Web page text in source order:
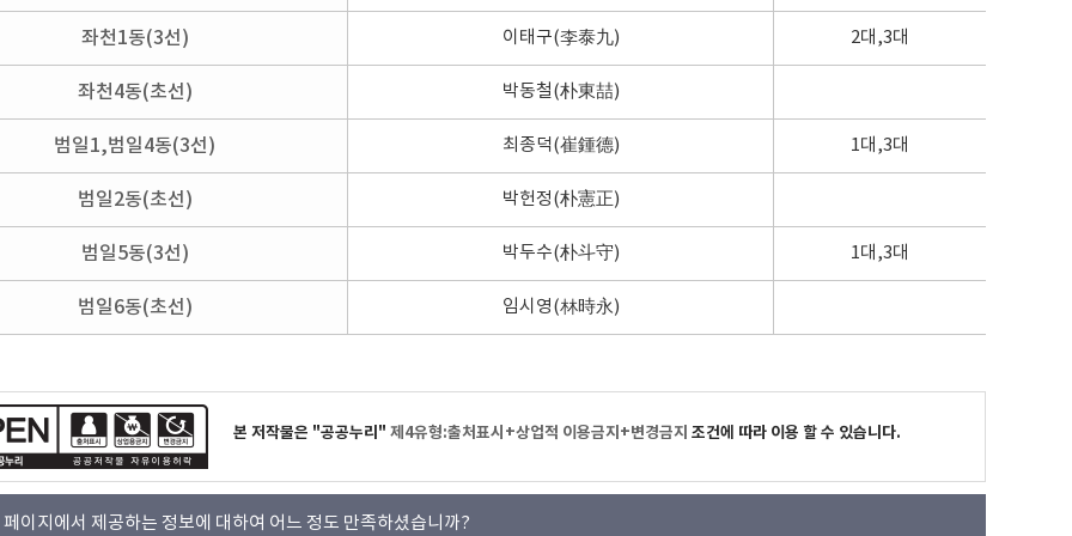
좌천1동(3선) 이태구(李泰九) 2대,3대
좌천4동(초선) 박동철(朴東喆)
범일1,범일4동(3선) 최종덕(崔鍾德) 1대,3대
범일2동(초선) 박헌정(朴憲正)
범일5동(3선) 박두수(朴斗守) 1대,3대
범일6동(초선) 임시영(林時永)
본 저작물은 "공공누리" 제4유형:출처표시+상업적 이용금지+변경금지 조건에 따라 이용 할 수 있습니다.
페이지에서 제공하는 정보에 대하여 어느 정도 만족하셨습니까?